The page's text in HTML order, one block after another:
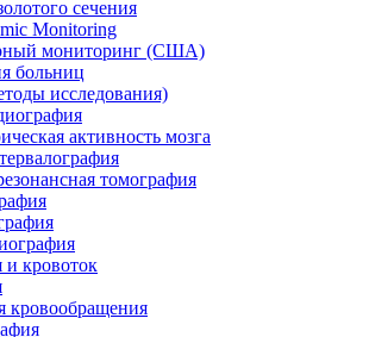
сечения
Monitoring
мониторинг (США)
больниц
исследования)
активность мозга
томография
и кровоток
кровообращения